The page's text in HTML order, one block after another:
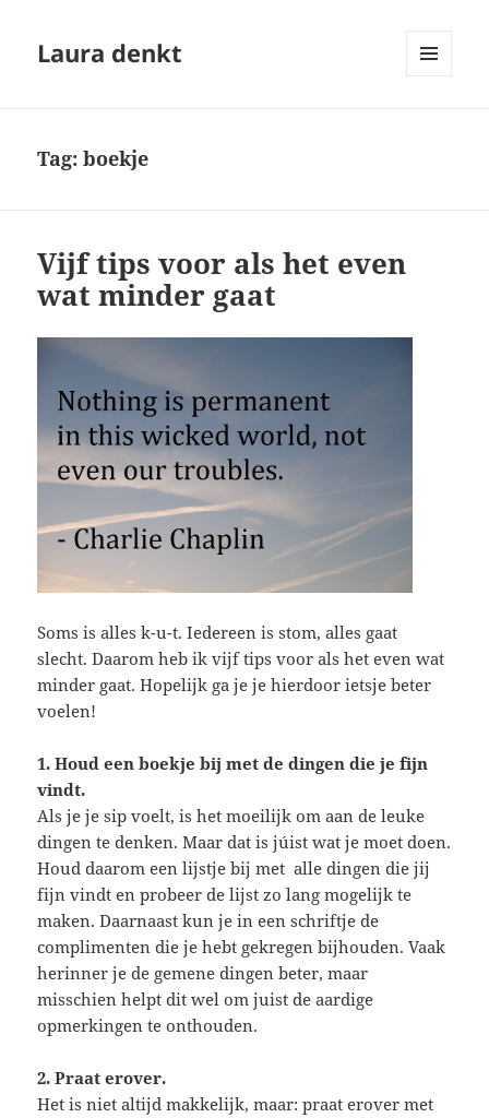
Laura denkt
Tag:boekje
Vijf tips voor als het even
wat minder gaat
Soms is alles k-u-t. Iedereen is stom, alles gaat
slecht. Daarom heb ik vijf tips voor als het even wat
minder gaat. Hopelijk ga je je hierdoor ietsje beter
voelen!
1. Houd een boekje bij met de dingen die je fijn
vindt.
Als je je sip voelt, is het moeilijk om aan de leuke
dingen te denken. Maar dat is júist wat je moet doen.
Houd daarom een lijstje bij met alle dingen die jij
fijn vindt en probeer de lijst zo lang mogelijk te
maken. Daarnaast kun je in een schriftje de
complimenten die je hebt gekregen bijhouden. Vaak
herinner je de gemene dingen beter, maar
misschien helpt dit wel om juist de aardige
opmerkingen te onthouden.
2. Praat erover.
Het is niet altijd makkelijk, maar: praat erover met